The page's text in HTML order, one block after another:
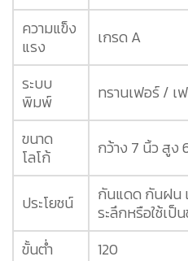
ความแข็ง
แรง
เกรด A
ระบบ
พิมพ์
ทรานเฟอร์ /
ขนาด
โลโก้
กว้าง 7 นิ้ว สูง
ประโยชน์
กันแดด กันฝน
ระลึกหรือใช้เ
ขั้นต่ำ
120